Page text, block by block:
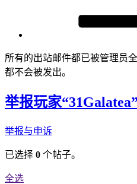
所有的出站邮件都已被管理员
都不会被发出。
举报玩家
举报与申诉
已选择 0 个帖子。
全选